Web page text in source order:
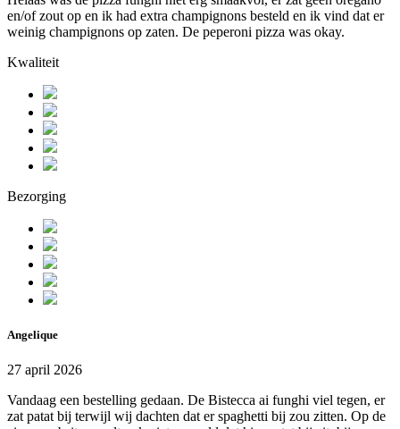
en/of zout op en ik had extra champignons besteld en ik vind dat er
weinig champignons op zaten. De peperoni pizza was okay.
Kwaliteit
Bezorging
Angelique
27 april 2026
Vandaag een bestelling gedaan. De Bistecca ai funghi viel tegen, er
zat patat bij terwijl wij dachten dat er spaghetti bij zou zitten. Op de